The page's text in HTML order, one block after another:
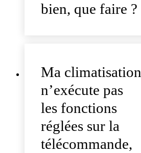
bien, que faire ?
Ma climatisation
n’exécute pas
les fonctions
réglées sur la
télécommande,